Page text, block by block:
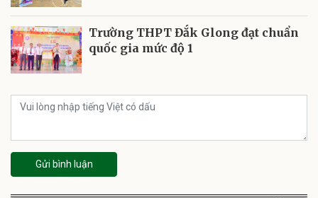
Trường THPT Đắk Glong đạt chuẩn
quốc gia mức độ 1
Gửi bình luận